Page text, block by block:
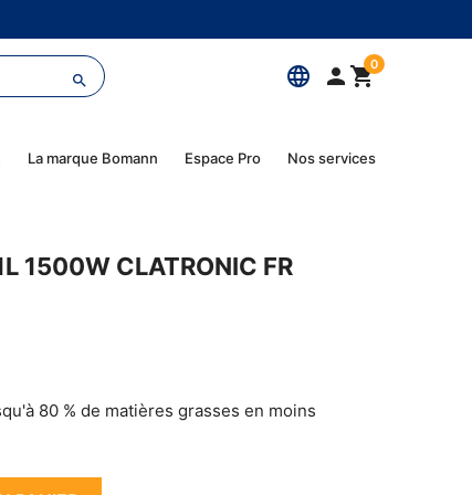
language  0

La marque Bomann Espace Pro Nos services
1500W CLATRONIC FR
80 % de matières grasses en moins